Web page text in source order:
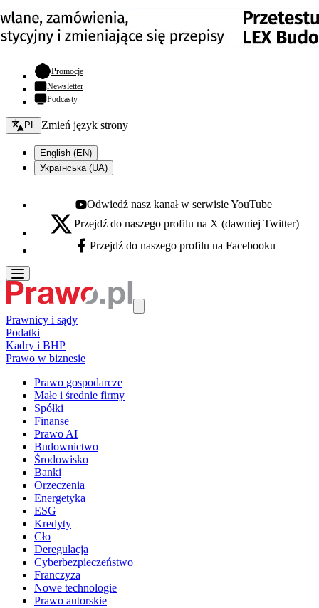
Promocje- otwiera się w nowej karcie
Newsletter
Podcasty
Zmień język - bieżący:
PL Zmień język strony
English (EN)
Українська (UA)
Youtube - otwiera się w nowej karcie
Odwiedź nasz kanał w serwisie YouTube
X - otwiera się w nowej karcie
Przejdź do naszego profilu na X (dawniej Twitter)
Facebook - otwiera się w nowej karcie
Przejdź do naszego profilu na Facebooku
Prawnicy i sądy
Podatki
Kadry i BHP
Prawo w biznesie
Prawo gospodarcze
Małe i średnie firmy
Spółki
Finanse
Prawo AI
Budownictwo
Środowisko
Banki
Orzeczenia
Energetyka
ESG
Kredyty
Cło
Deregulacja
Cyberbezpieczeństwo
Franczyza
Nowe technologie
Prawo autorskie